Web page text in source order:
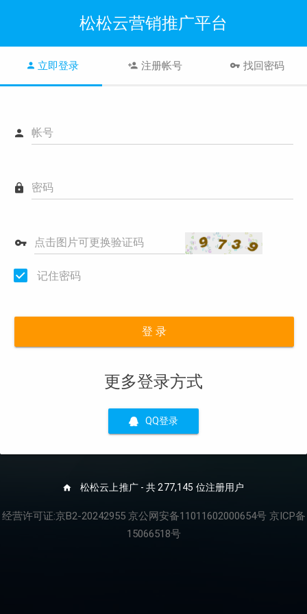
松松云营销推广平台
立即登录 注册帐号 找回密码
帐号
密码
点击图片可更换验证码
记住密码
登 录
更多登录方式
QQ登录
松松云上推广 - 共 277,145 位注册用户
经营许可证:京B2-20242955 京公网安备11011602000654号 京ICP备
15066518号